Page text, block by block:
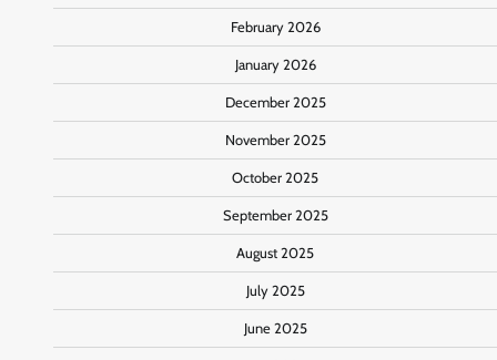
February 2026
January 2026
December 2025
November 2025
October 2025
September 2025
August 2025
July 2025
June 2025